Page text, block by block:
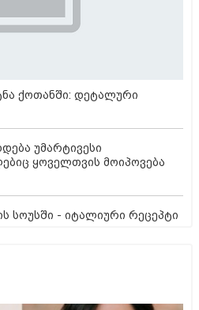
ქოთანში: დეტალური
უმარტივესი
ყოველთვის მოიპოვება
სოუსში - იტალიური რეცეპტი